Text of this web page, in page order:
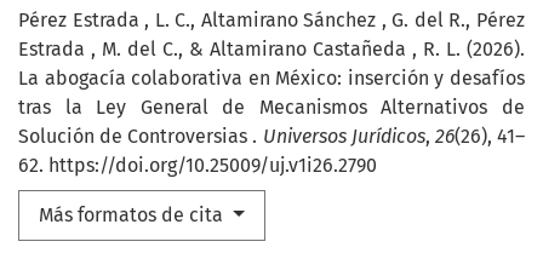
Pérez Estrada , L. C., Altamirano Sánchez , G. del R., Pérez
Estrada , M. del C., & Altamirano Castañeda , R. L. (2026).
La abogacía colaborativa en México: inserción y desafíos
tras la Ley General de Mecanismos Alternativos de
Solución de Controversias . Universos Jurídicos, 26(26), 41–
62. https://doi.org/10.25009/uj.v1i26.2790
Más formatos de cita